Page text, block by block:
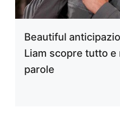
Beautiful
Liam scopre tutto e
parole